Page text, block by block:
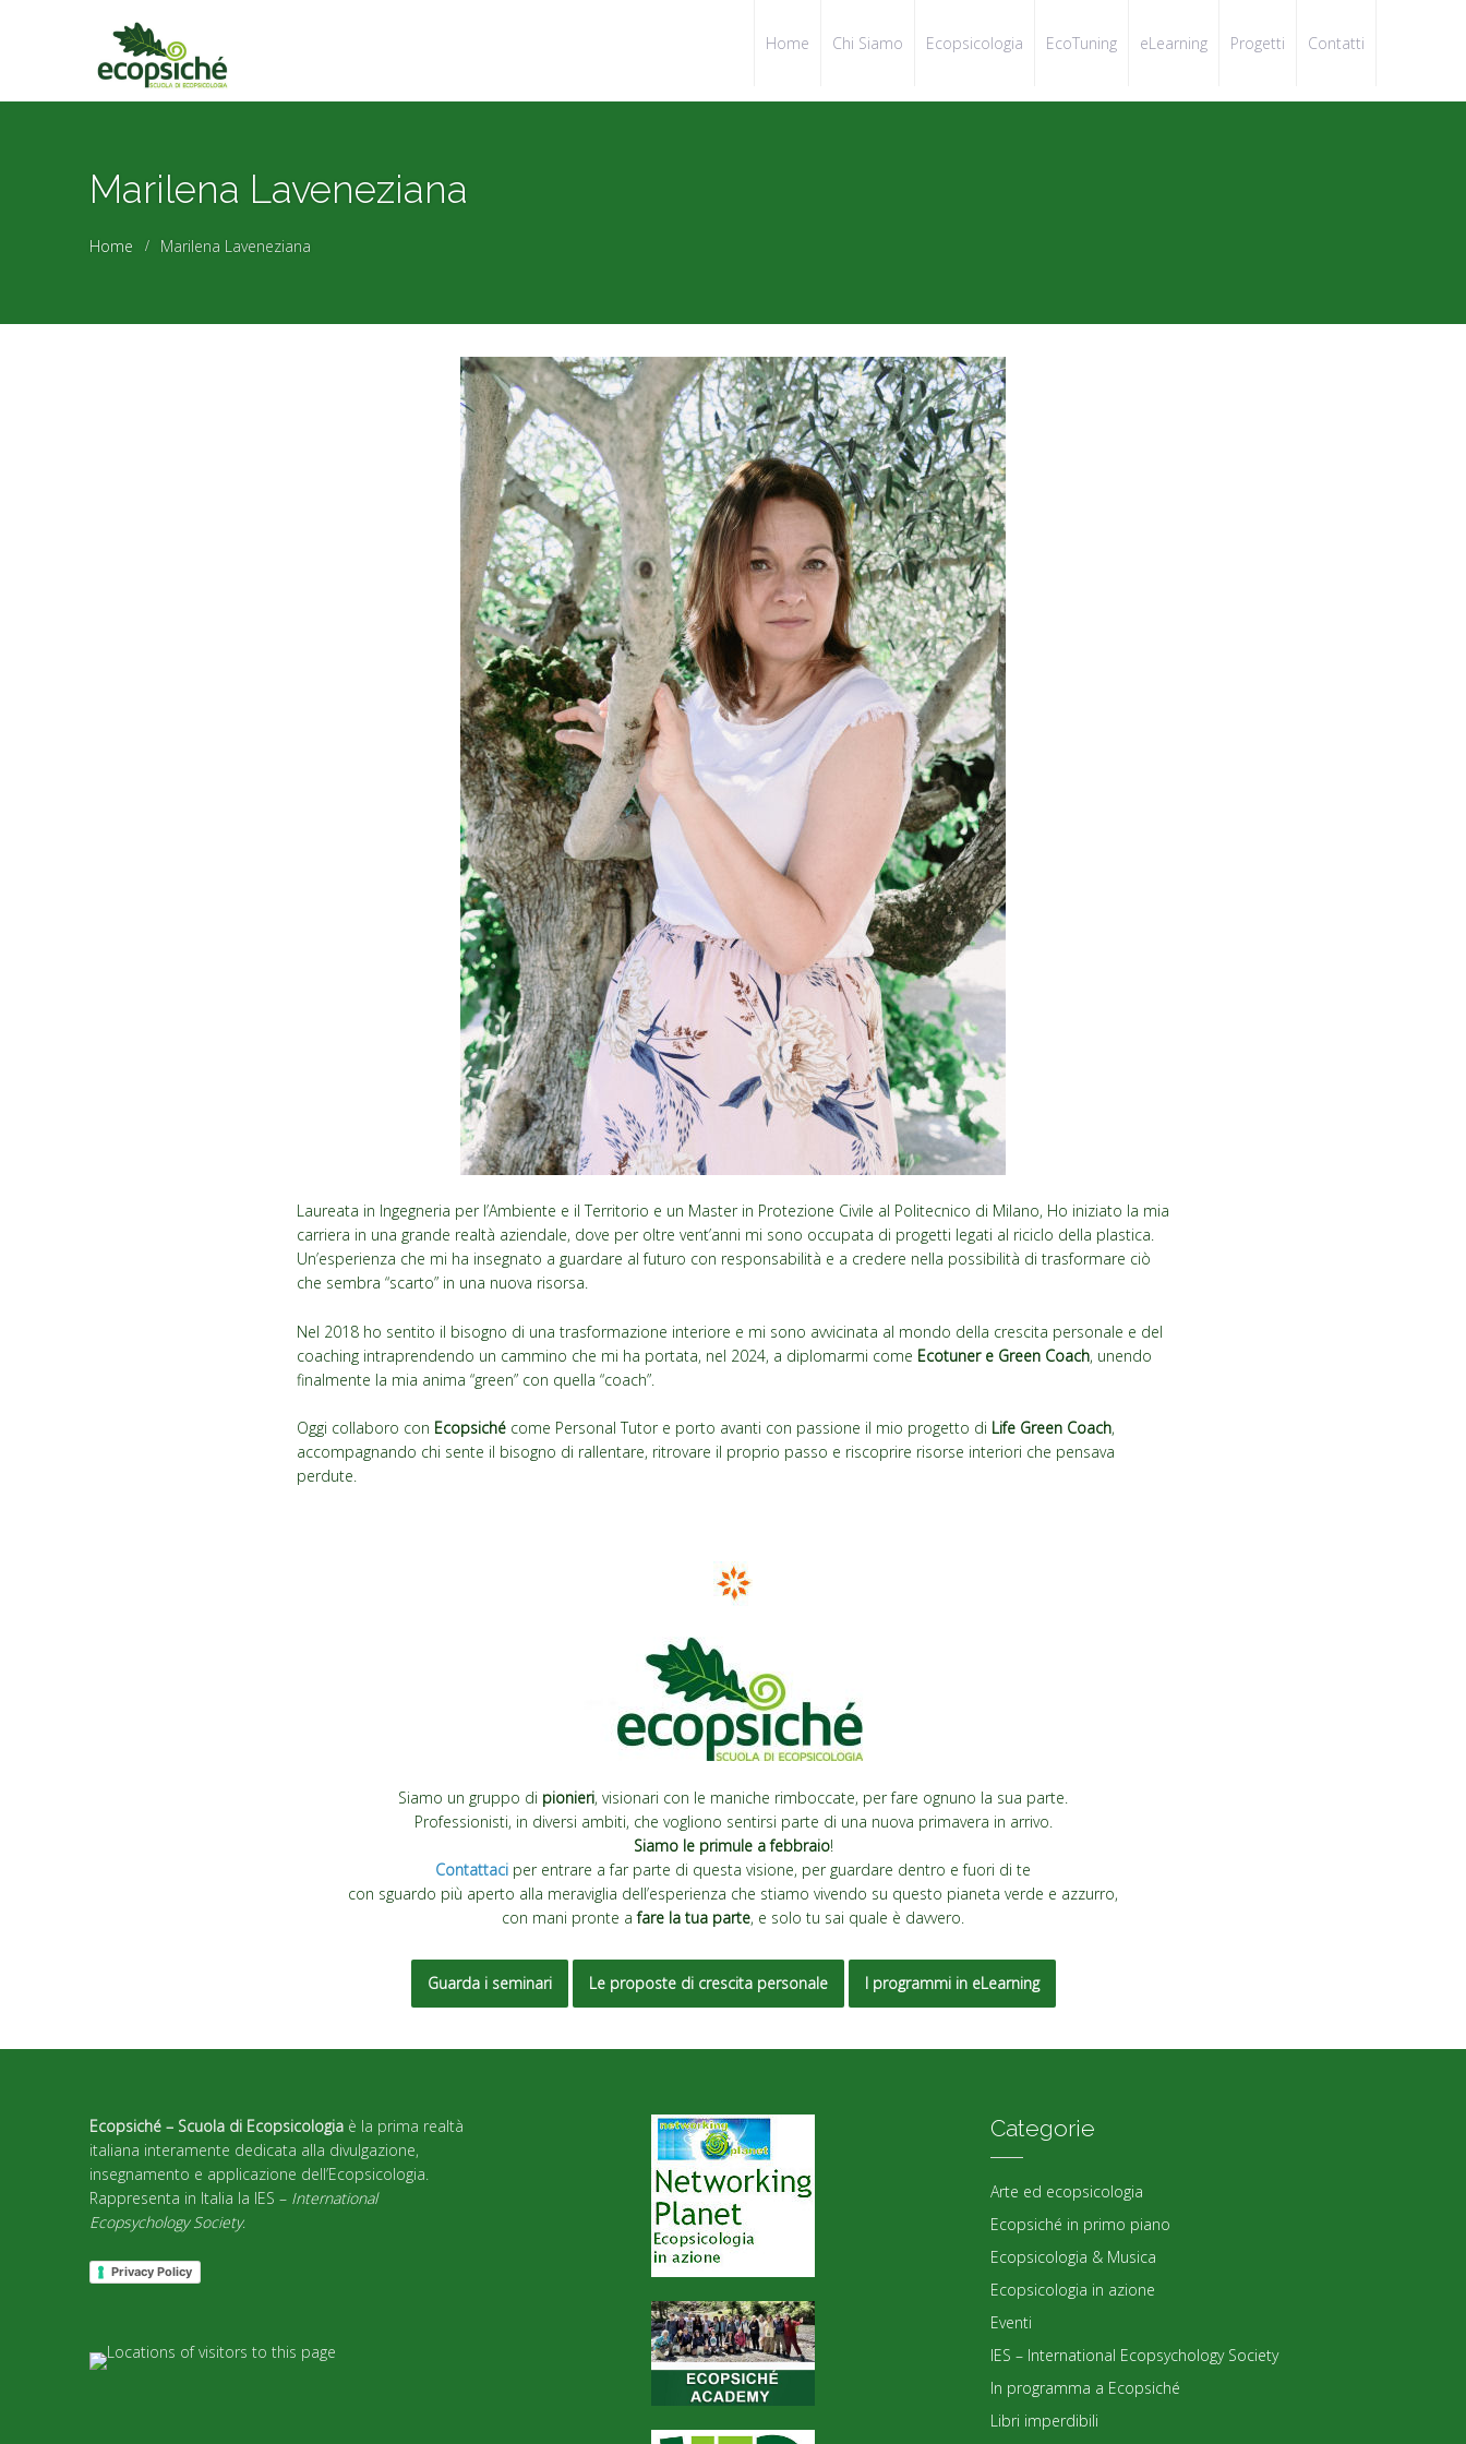
Home Chi Siamo Ecopsicologia EcoTuning eLearning Progetti Contatti
Marilena Laveneziana
Home Marilena Laveneziana
Laureata in Ingegneria per l’Ambiente e il Territorio e un Master in Protezione Civile al Politecnico di Milano, Ho iniziato la mia
carriera in una grande realtà aziendale, dove per oltre vent’anni mi sono occupata di progetti legati al riciclo della plastica.
Un’esperienza che mi ha insegnato a guardare al futuro con responsabilità e a credere nella possibilità di trasformare ciò
che sembra “scarto” in una nuova risorsa.
Nel 2018 ho sentito il bisogno di una trasformazione interiore e mi sono avvicinata al mondo della crescita personale e del
coaching intraprendendo un cammino che mi ha portata, nel 2024, a diplomarmi come Ecotuner e Green Coach, unendo
finalmente la mia anima “green” con quella “coach”.
Oggi collaboro con Ecopsiché come Personal Tutor e porto avanti con passione il mio progetto di Life Green Coach,
accompagnando chi sente il bisogno di rallentare, ritrovare il proprio passo e riscoprire risorse interiori che pensava
perdute.
Siamo un gruppo di pionieri, visionari con le maniche rimboccate, per fare ognuno la sua parte.
Professionisti, in diversi ambiti, che vogliono sentirsi parte di una nuova primavera in arrivo.
Siamo le primule a febbraio!
Contattaci per entrare a far parte di questa visione, per guardare dentro e fuori di te
con sguardo più aperto alla meraviglia dell’esperienza che stiamo vivendo su questo pianeta verde e azzurro,
con mani pronte afare la tua parte, e solo tu sai quale è davvero.
Guarda i seminari Le proposte di crescita personale I programmi in eLearning
Ecopsiché – Scuola di Ecopsicologia è la prima realtà
italiana interamente dedicata alla divulgazione,
insegnamento e applicazione dell’Ecopsicologia.
Rappresenta in Italia la IES – International
Ecopsychology Society.
Privacy Policy
Categorie
Arte ed ecopsicologia
Ecopsiché in primo piano
Ecopsicologia & Musica
Ecopsicologia in azione
Eventi
IES – International Ecopsychology Society
In programma a Ecopsiché
Libri imperdibili